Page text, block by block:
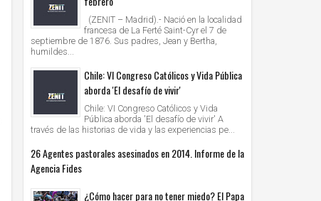
(ZENIT – Madrid).- Nació en la localidad
francesa de La Ferté Saint-Cyr el 7 de
septiembre de 1876. Sus padres, Jean y Bertha,
humildes...
Chile: VI Congreso Católicos y Vida Pública
aborda 'El desafío de vivir'
Chile: VI Congreso Católicos y Vida
Pública aborda 'El desafío de vivir' A
través de las historias de vida y las experiencias pe...
26 Agentes pastorales asesinados en 2014. Informe de la
Agencia Fides
¿Cómo hacer para no tener miedo? El Papa